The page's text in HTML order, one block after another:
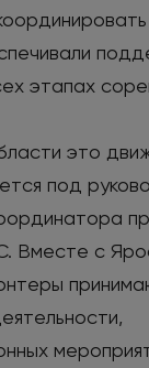
этапах
это
под
Вместе с